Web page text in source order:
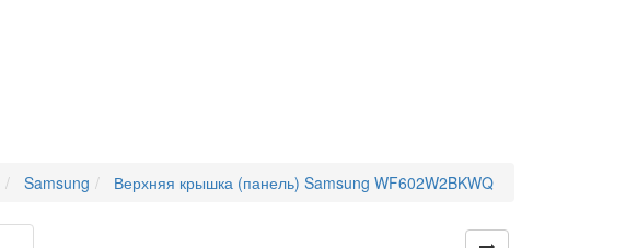
Samsung Верхняя крышка (панель) Samsung WF602W2BKWQ